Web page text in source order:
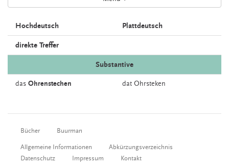
Hochdeutsch Plattdeutsch
direkte Treffer
Substantive
das Ohrenstechen dat Ohrsteken
Bücher Buurman
Allgemeine Informationen
Abkürzungsverzeichnis
Datenschutz
Impressum Kontakt